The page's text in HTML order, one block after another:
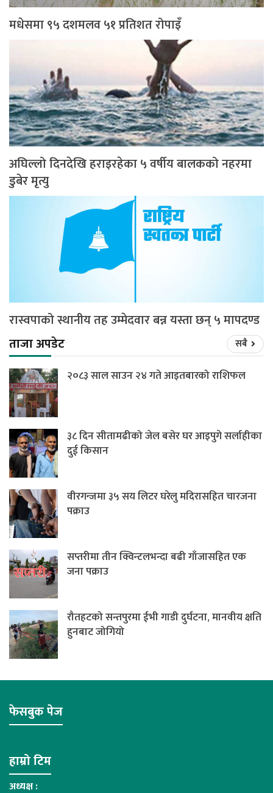
मधेसमा ९५ दशमलव ५१ प्रतिशत रोपाइँ
अघिल्लो दिनदेखि हराइरहेका ५ वर्षीय बालकको नहरमा
डुबेर मृत्यु
रास्वपाको स्थानीय तह उम्मेदवार बन्न यस्ता छन् ५ मापदण्ड
ताजा अपडेट
सबै
२०८३ साल साउन २४ गते आइतबारको राशिफल
३८ दिन सीतामढीको जेल बसेर घर आइपुगे सर्लाहीका
दुई किसान
वीरगन्जमा ३५ सय लिटर घरेलु मदिरासहित चारजना
पक्राउ
सप्तरीमा तीन क्विन्टलभन्दा बढी गाँजासहित एक
जना पक्राउ
रौतहटको सन्तपुरमा ईभी गाडी दुर्घटना, मानवीय क्षति
हुनबाट जोगियो
फेसबुक पेज
हाम्रो टिम
अध्यक्ष :